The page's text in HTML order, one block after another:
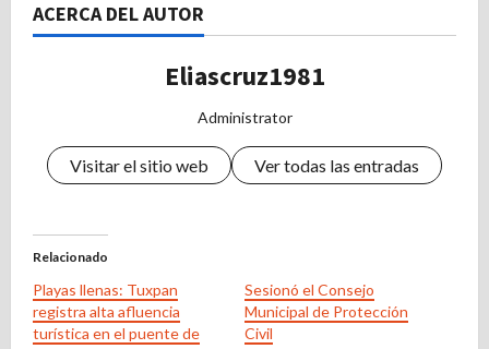
ACERCA DEL AUTOR
Eliascruz1981
Administrator
Visitar el sitio web Ver todas las entradas
Relacionado
Playas llenas: Tuxpan
registra alta afluencia
turística en el puente de
Sesionó el Consejo
Municipal de Protección
Civil